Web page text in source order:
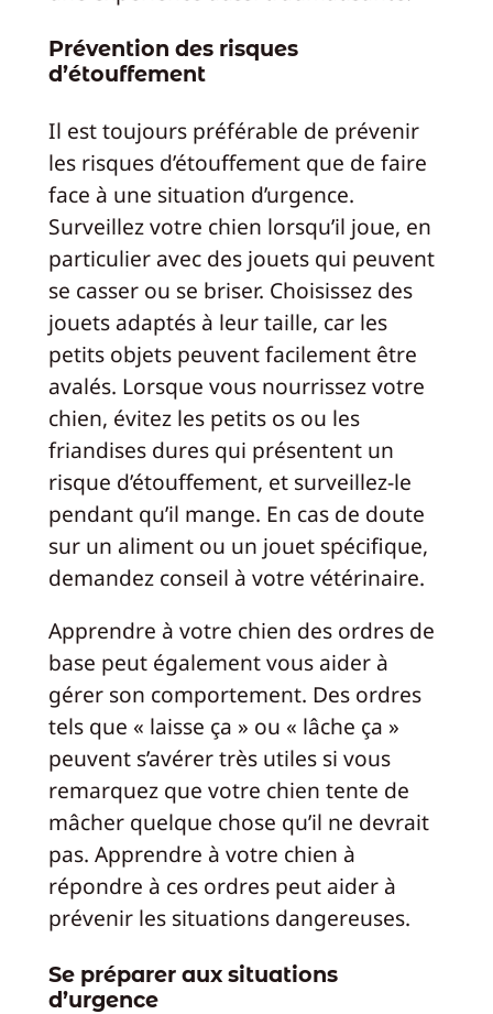
Prévention des risques
d’étouffement
Il est toujours préférable de prévenir
les risques d’étouffement que de faire
face à une situation d’urgence.
Surveillez votre chien lorsqu’il joue, en
particulier avec des jouets qui peuvent
se casser ou se briser. Choisissez des
jouets adaptés à leur taille, car les
petits objets peuvent facilement être
avalés. Lorsque vous nourrissez votre
chien, évitez les petits os ou les
friandises dures qui présentent un
risque d’étouffement, et surveillez-le
pendant qu’il mange. En cas de doute
sur un aliment ou un jouet spécifique,
demandez conseil à votre vétérinaire.
Apprendre à votre chien des ordres de
base peut également vous aider à
gérer son comportement. Des ordres
tels que « laisse ça » ou « lâche ça »
peuvent s’avérer très utiles si vous
remarquez que votre chien tente de
mâcher quelque chose qu’il ne devrait
pas. Apprendre à votre chien à
répondre à ces ordres peut aider à
prévenir les situations dangereuses.
Se préparer aux situations
d’urgence